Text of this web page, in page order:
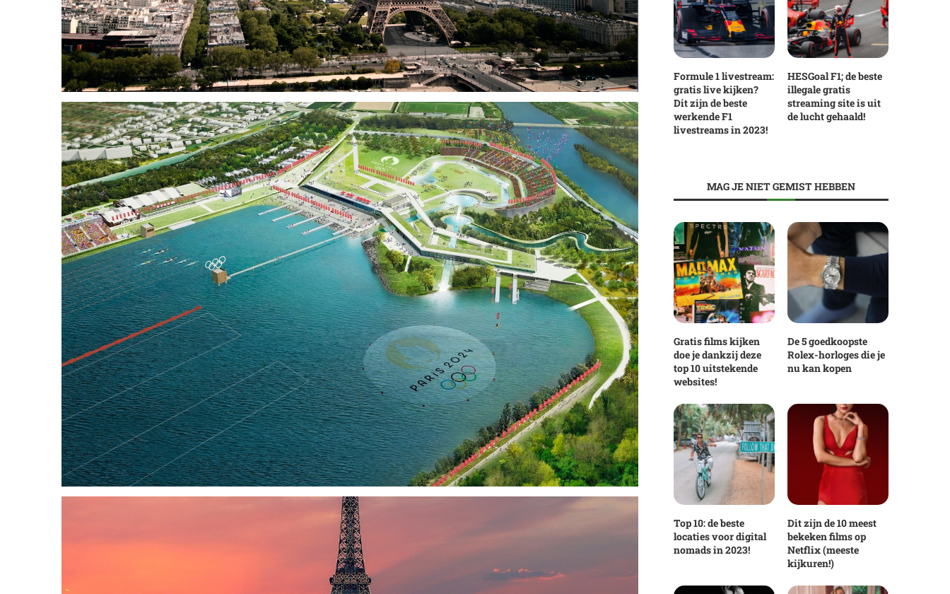
Formule 1 livestream:
gratis live kijken?
Dit zijn de beste
werkende F1
livestreams in 2023!
HESGoal F1; de beste
illegale gratis
streaming site is uit
de lucht gehaald!
MAG JE NIET GEMIST HEBBEN
Gratis films kijken
doe je dankzij deze
top 10 uitstekende
websites!
De 5 goedkoopste
Rolex-horloges die je
nu kan kopen
Top 10: de beste
locaties voor digital
nomads in 2023!
Dit zijn de 10 meest
bekeken films op
Netflix (meeste
kijkuren!)